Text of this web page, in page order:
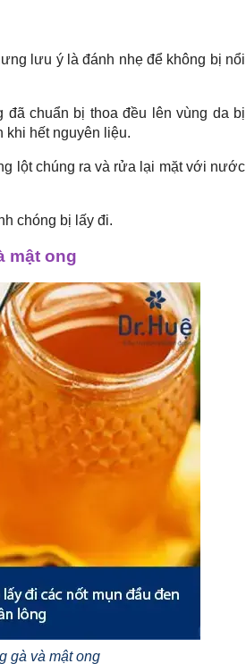
lưu ý là đánh nhẹ để không bị nổi
chuẩn bị thoa đều lên vùng da bị
khi hết nguyên liệu.
lột chúng ra và rửa lại mặt với nước
chóng bị lấy đi.
mật ong
gà và mật ong